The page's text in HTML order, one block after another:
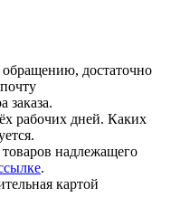
достаточно
заказа.
рабочих дней. Каких
надлежащего
.
картой